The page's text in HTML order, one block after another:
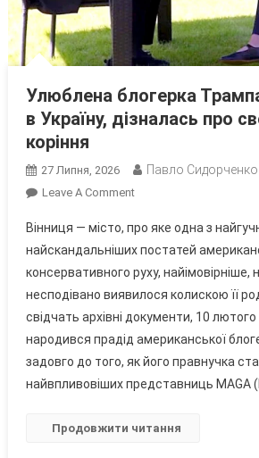
Улюблена блогерка
в Україну, дізналась про
коріння
27 Липня, 2026 Павло Сидорченко
Leave A CommentOn
Блогерка
Трампа,
Приїхавши
В
Україну,
Дізналась
Про
Вінниця — місто, про яке одна з
найскандальніших постатей
консервативного руху, найімовірніше,
несподівано виявилося колискою її
свідчать архівні документи, 10
народився прадід американської
задовго до того, як його правнучка
найвпливовіших представниць MAGA
Продовжити читання